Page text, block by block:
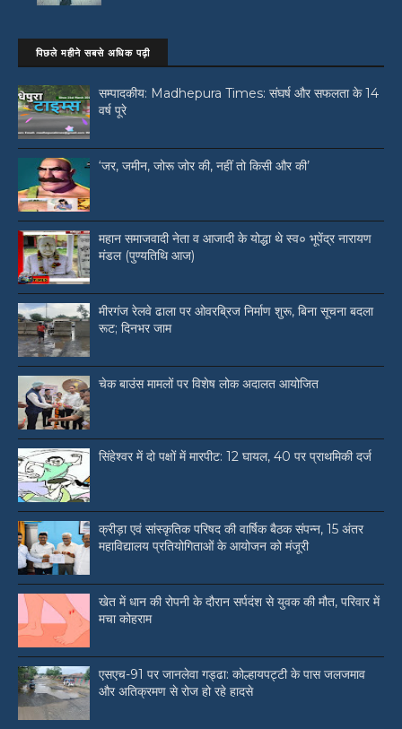
पिछले महीने सबसे अधिक पढ़ी
सम्पादकीय: Madhepura Times: संघर्ष और सफलता के 14
वर्ष पूरे
‘जर, जमीन, जोरू जोर की, नहीं तो किसी और की’
महान समाजवादी नेता व आजादी के योद्धा थे स्व० भूपेंद्र नारायण
मंडल (पुण्यतिथि आज)
मीरगंज रेलवे ढाला पर ओवरब्रिज निर्माण शुरू, बिना सूचना बदला
रूट; दिनभर जाम
चेक बाउंस मामलों पर विशेष लोक अदालत आयोजित
सिंहेश्वर में दो पक्षों में मारपीट: 12 घायल, 40 पर प्राथमिकी दर्ज
क्रीड़ा एवं सांस्कृतिक परिषद की वार्षिक बैठक संपन्न, 15 अंतर
महाविद्यालय प्रतियोगिताओं के आयोजन को मंजूरी
खेत में धान की रोपनी के दौरान सर्पदंश से युवक की मौत, परिवार में
मचा कोहराम
एसएच-91 पर जानलेवा गड्ढा: कोल्हायपट्टी के पास जलजमाव
और अतिक्रमण से रोज हो रहे हादसे